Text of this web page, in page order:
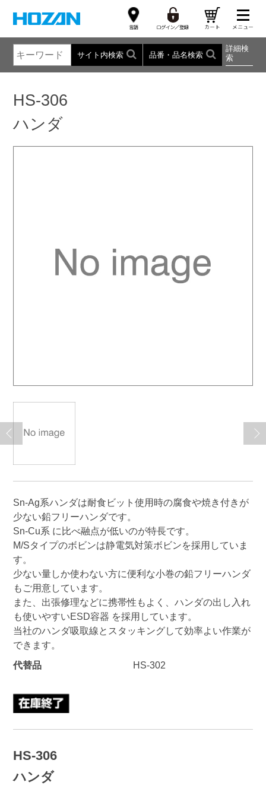
サイト内検索 品番・品名検索
詳細検
索
HS-306
ハンダ
Sn-Ag系ハンダは耐食ビット使用時の腐食や焼き付きが
少ない鉛フリーハンダです。
Sn-Cu系 に比べ融点が低いのが特長です。
M/Sタイプのボビンは静電気対策ボビンを採用していま
す。
少ない量しか使わない方に便利な小巻の鉛フリーハンダ
もご用意しています。
また、出張修理などに携帯性もよく、ハンダの出し入れ
も使いやすいESD容器 を採用しています。
当社のハンダ吸取線とスタッキングして効率よい作業が
できます。
代替品
HS-302
HS-306
ハンダ